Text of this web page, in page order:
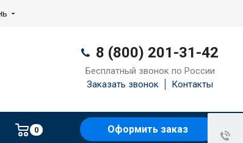
8 (800) 201-31-42
Бесплатный звонок по России
Заказать звонок
Контакты
0 Оформить заказ